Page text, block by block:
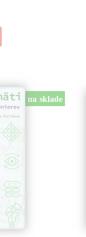
na sklade